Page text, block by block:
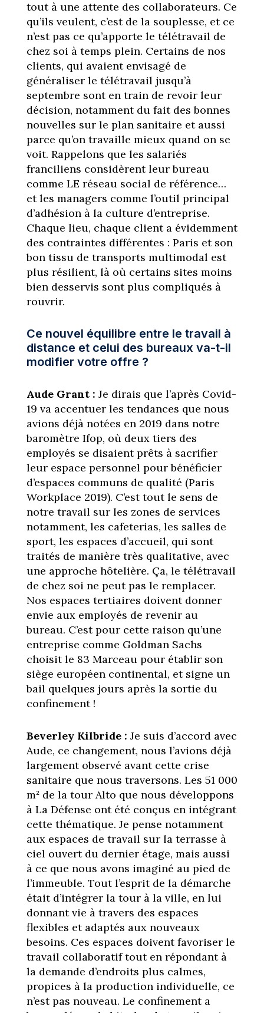
tout à une attente des collaborateurs. Ce
qu’ils veulent, c’est de la souplesse, et ce
n’est pas ce qu’apporte le télétravail de
chez soi à temps plein. Certains de nos
clients, qui avaient envisagé de
généraliser le télétravail jusqu’à
septembre sont en train de revoir leur
décision, notamment du fait des bonnes
nouvelles sur le plan sanitaire et aussi
parce qu’on travaille mieux quand on se
voit. Rappelons que les salariés
franciliens considèrent leur bureau
comme LE réseau social de référence…
et les managers comme l’outil principal
d’adhésion à la culture d’entreprise.
Chaque lieu, chaque client a évidemment
des contraintes différentes : Paris et son
bon tissu de transports multimodal est
plus résilient, là où certains sites moins
bien desservis sont plus compliqués à
rouvrir.
Ce nouvel équilibre entre le travail à
distance et celui des bureaux va-t-il
modifier votre offre ?
Aude Grant : Je dirais que l’après Covid-
19 va accentuer les tendances que nous
avions déjà notées en 2019 dans notre
baromètre Ifop, où deux tiers des
employés se disaient prêts à sacrifier
leur espace personnel pour bénéficier
d’espaces communs de qualité (Paris
Workplace 2019). C’est tout le sens de
notre travail sur les zones de services
notamment, les cafeterias, les salles de
sport, les espaces d’accueil, qui sont
traités de manière très qualitative, avec
une approche hôtelière. Ça, le télétravail
de chez soi ne peut pas le remplacer.
Nos espaces tertiaires doivent donner
envie aux employés de revenir au
bureau. C’est pour cette raison qu’une
entreprise comme Goldman Sachs
choisit le 83 Marceau pour établir son
siège européen continental, et signe un
bail quelques jours après la sortie du
confinement !
Beverley Kilbride : Je suis d’accord avec
Aude, ce changement, nous l’avions déjà
largement observé avant cette crise
sanitaire que nous traversons. Les 51 000
m² de la tour Alto que nous développons
à La Défense ont été conçus en intégrant
cette thématique. Je pense notamment
aux espaces de travail sur la terrasse à
ciel ouvert du dernier étage, mais aussi
à ce que nous avons imaginé au pied de
l’immeuble. Tout l’esprit de la démarche
était d’intégrer la tour à la ville, en lui
donnant vie à travers des espaces
flexibles et adaptés aux nouveaux
besoins. Ces espaces doivent favoriser le
travail collaboratif tout en répondant à
la demande d’endroits plus calmes,
propices à la production individuelle, ce
n’est pas nouveau. Le confinement a